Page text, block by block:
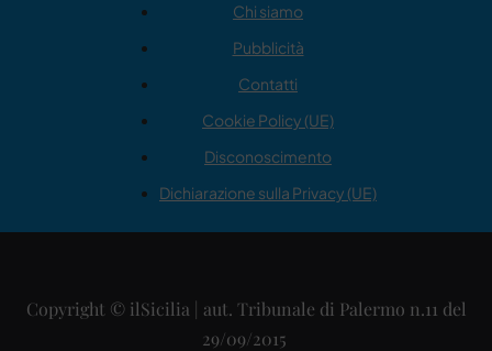
Chi siamo
Pubblicità
Contatti
Cookie Policy (UE)
Disconoscimento
Dichiarazione sulla Privacy (UE)
Copyright © ilSicilia | aut. Tribunale di Palermo n.11 del
29/09/2015